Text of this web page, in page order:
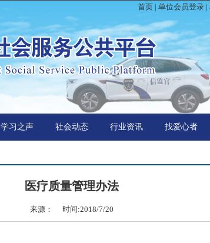
首页 | 单位会员登录 |
学习之声 社会动态 行业资讯 找爱心者
医疗质量管理办法
来源： 时间:2018/7/20